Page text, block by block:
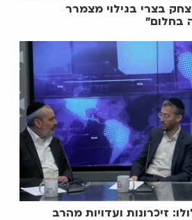
בצרי בגילוי מצמרר
בחלום"
זיכרונות ועדויות מהרב